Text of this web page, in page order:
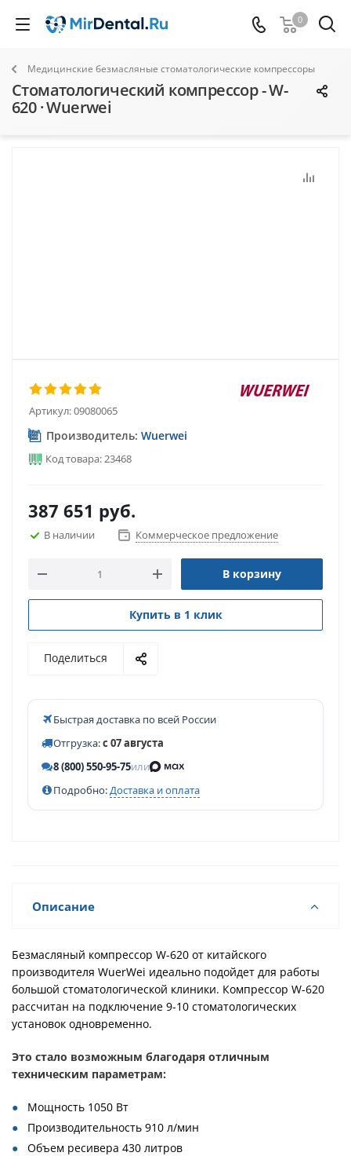
0
Медицинские безмасляные стоматологические компрессоры
Стоматологический компрессор - W-
620 · Wuerwei
Артикул:09080065
Производитель: Wuerwei
Код товара: 23468
387 651 руб.
В наличии Коммерческое предложение
В корзину
Купить в 1 клик
Поделиться
Быстрая доставка по всей России
Отгрузка:с 07 августа
8 (800) 550-95-75или
Подробно:Доставка и оплата
Описание
Безмасляный компрессор W-620 от китайского
производителя WuerWei идеально подойдет для работы
большой стоматологической клиники. Компрессор W-620
рассчитан на подключение 9-10 стоматологических
установок одновременно.
Это стало возможным благодаря отличным
техническим параметрам:
Мощность 1050 Вт
Производительность 910 л/мин
Объем ресивера 430 литров